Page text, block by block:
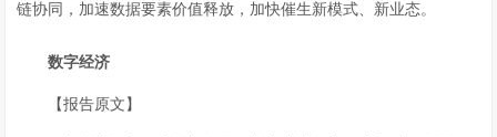
链协同，加速数据要素价值释放，加快催生新模式、新业态。
数字经济
【报告原文】